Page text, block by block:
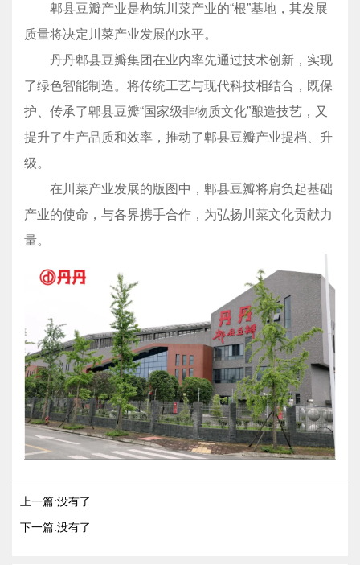
郫县豆瓣产业是构筑川菜产业的“根”基地，其发展
质量将决定川菜产业发展的水平。
丹丹郫县豆瓣集团在业内率先通过技术创新，实现
了绿色智能制造。将传统工艺与现代科技相结合，既保
护、传承了郫县豆瓣“国家级非物质文化”酿造技艺，又
提升了生产品质和效率，推动了郫县豆瓣产业提档、升
级。
在川菜产业发展的版图中，郫县豆瓣将肩负起基础
产业的使命，与各界携手合作，为弘扬川菜文化贡献力
量。
上一篇:没有了
下一篇:没有了